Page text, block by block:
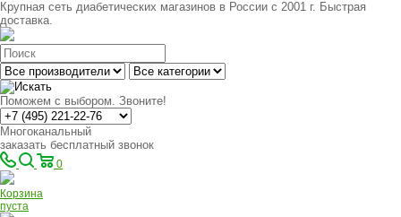
Крупная сеть диабетических магазинов в России с 2001 г. Быстрая
доставка.
Поможем с выбором. Звоните!
Многоканальный
заказать бесплатный звонок
0
Корзина
пуста